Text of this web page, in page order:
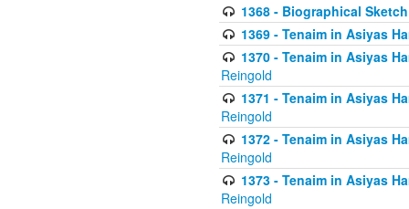
1368 - Biographical
1369 - Tenaim in Asiyas
1370 - Tenaim in Asiyas
Reingold
1371 - Tenaim in Asiyas
Reingold
1372 - Tenaim in Asiyas
Reingold
1373 - Tenaim in Asiyas
Reingold